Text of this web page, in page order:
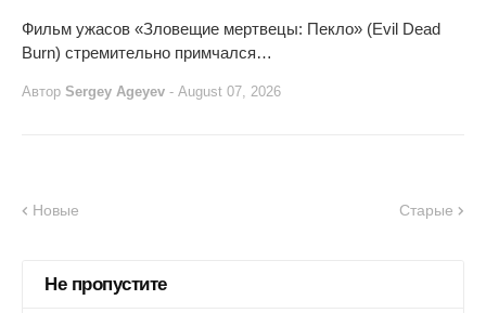
Фильм ужасов «Зловещие мертвецы: Пекло» (Evil Dead
Burn) стремительно примчался…
Автор Sergey Ageyev - August 07, 2026
Новые Старые
Не пропустите